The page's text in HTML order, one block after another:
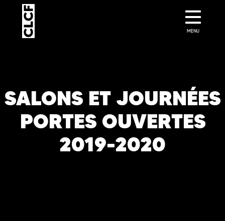
SALONS ET JOURNÉES
PORTES OUVERTES
2019-2020
MENU